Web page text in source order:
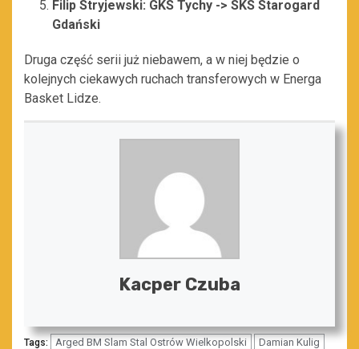
Filip Stryjewski: GKS Tychy -> SKS Starogard
Gdański
Druga część serii już niebawem, a w niej będzie o
kolejnych ciekawych ruchach transferowych w Energa
Basket Lidze.
Kacper Czuba
Tags: Arged BM Slam Stal Ostrów Wielkopolski
Damian Kulig